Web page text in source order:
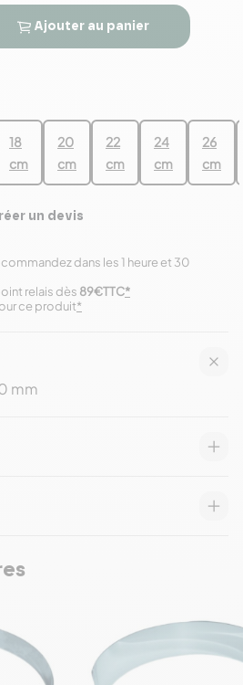
18
cm
20
cm
22
cm
24
cm
26
cm
Ajouter au panier
un devis
dans les 1 heure et 30
ce produit*
relais dès 89€TTC*
mm